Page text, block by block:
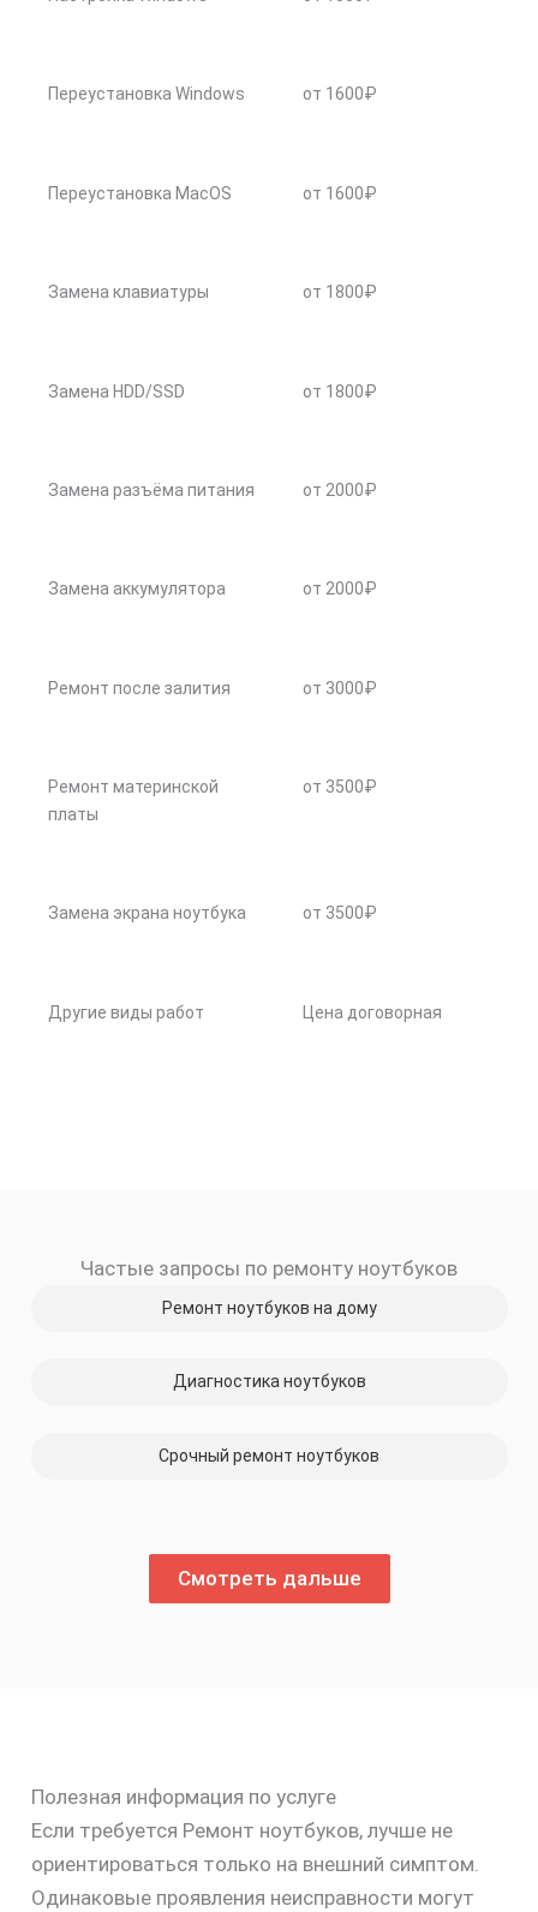
Переустановка Windows от 1600₽
Переустановка MacOS от 1600₽
Замена клавиатуры от 1800₽
Замена HDD/SSD от 1800₽
Замена разъёма питания от 2000₽
Замена аккумулятора от 2000₽
Ремонт после залития от 3000₽
Ремонт материнской
платы
от 3500₽
Замена экрана ноутбука от 3500₽
Другие виды работ Цена договорная
Частые запросы по ремонту ноутбуков
Ремонт ноутбуков на дому
Диагностика ноутбуков
Срочный ремонт ноутбуков
Смотреть дальше
Полезная информация по услуге
Если требуется Ремонт ноутбуков, лучше не
ориентироваться только на внешний симптом.
Одинаковые проявления неисправности могут